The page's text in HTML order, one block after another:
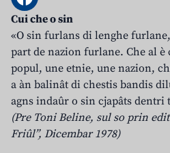
Cui che o sin
«O sin furlans di lenghe
part de nazion furlane. Che al è
popul, une etnie, une nazion,
a àn balinât di chestis bandis
agns indaûr o sin cjapâts dentri
(Pre Toni Beline, sul so prin
Friûl”, Dicembar 1978)